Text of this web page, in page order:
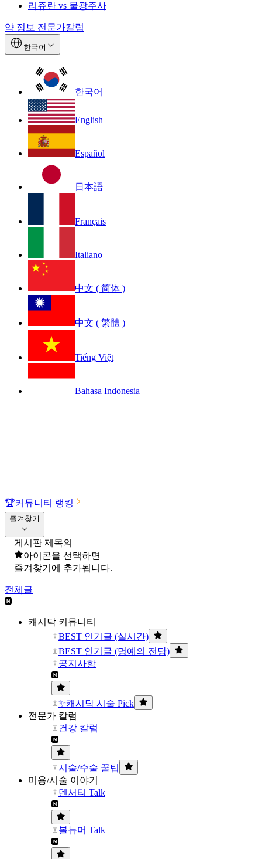
리쥬란 vs 물광주사
약 정보 전문가칼럼
한국어
한국어
English
Español
日本語
Français
Italiano
中文 ( 简体 )
中文 ( 繁體 )
Tiếng Việt
Bahasa Indonesia
🏆커뮤니티 랭킹
즐겨찾기
게시판 제목의
아이콘을 선택하면
즐겨찾기에 추가됩니다.
전체글
캐시닥 커뮤니티
BEST 인기글 (실시간)
BEST 인기글 (명예의 전당)
공지사항
✨캐시닥 시술 Pick
전문가 칼럼
건강 칼럼
시술/수술 꿀팁
미용/시술 이야기
덴서티 Talk
볼뉴머 Talk